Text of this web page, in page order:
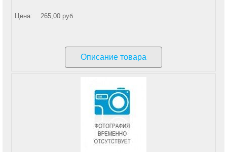
Цена: 265,00 руб
Описание товара